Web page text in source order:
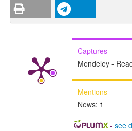
Captures
Mendeley -
Mentions
News: 1
- see